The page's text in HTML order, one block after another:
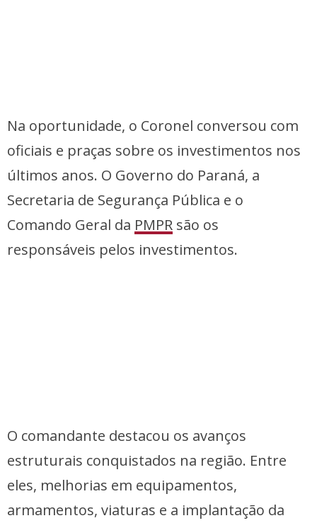
Na oportunidade, o Coronel conversou com
oficiais e praças sobre os investimentos nos
últimos anos. O Governo do Paraná, a
Secretaria de Segurança Pública e o
Comando Geral da PMPR são os
responsáveis pelos investimentos.
O comandante destacou os avanços
estruturais conquistados na região. Entre
eles, melhorias em equipamentos,
armamentos, viaturas e a implantação da